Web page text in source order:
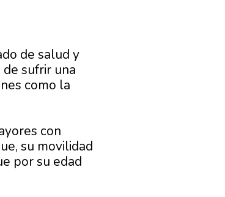
de salud y
sufrir una
como la
con
su movilidad
por su edad